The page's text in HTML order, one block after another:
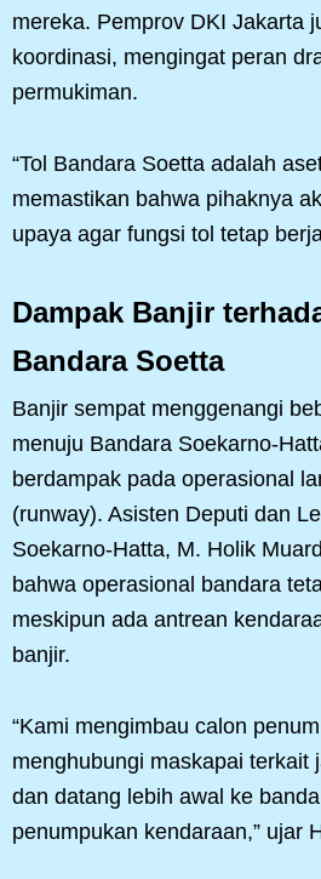
mereka. Pemprov DKI Jakarta
koordinasi, mengingat peran
permukiman.
“Tol Bandara Soetta adalah
memastikan bahwa pihaknya
upaya agar fungsi tol tetap
Dampak Banjir
Bandara Soetta
Banjir sempat menggenangi
menuju Bandara Soekarno-
berdampak pada operasional
(runway). Asisten Deputi dan
Soekarno-Hatta, M. Holik
bahwa operasional bandara
meskipun ada antrean
banjir.
“Kami mengimbau calon
menghubungi maskapai terkait
dan datang lebih awal ke
penumpukan kendaraan,” ujar